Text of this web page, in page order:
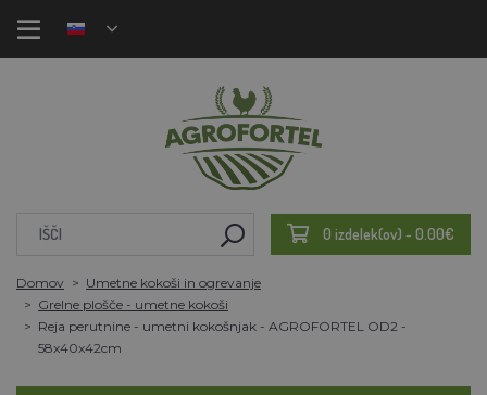
0 izdelek(ov) - 0.00€
Domov
Umetne kokoši in ogrevanje
Grelne plošče - umetne kokoši
Reja perutnine - umetni kokošnjak - AGROFORTEL OD2 -
58x40x42cm